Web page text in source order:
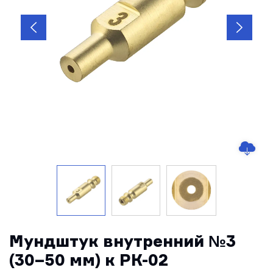
Мундштук внутренний №3
(30–50 мм) к РК-02